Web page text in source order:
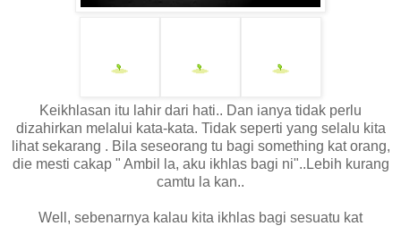
Keikhlasan itu lahir dari hati.. Dan ianya tidak perlu
dizahirkan melalui kata-kata. Tidak seperti yang selalu kita
lihat sekarang . Bila seseorang tu bagi something kat orang,
die mesti cakap " Ambil la, aku ikhlas bagi ni"..Lebih kurang
camtu la kan..
Well, sebenarnya kalau kita ikhlas bagi sesuatu kat